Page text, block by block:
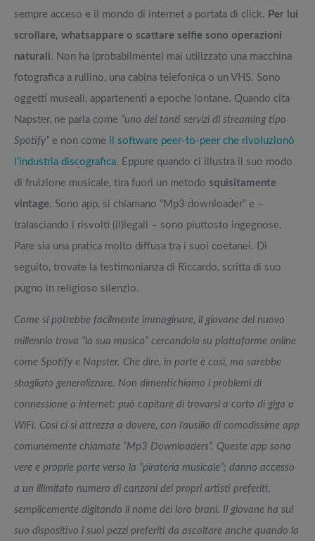
sempre acceso e il mondo di internet a portata di click. Per lui
scrollare, whatsappare o scattare selfie sono operazioni
naturali. Non ha (probabilmente) mai utilizzato una macchina
fotografica a rullino, una cabina telefonica o un VHS. Sono
oggetti museali, appartenenti a epoche lontane. Quando cita
Napster, ne parla come “uno dei tanti servizi di streaming tipo
Spotify” e non come il software peer-to-peer che rivoluzionò
l’industria discografica. Eppure quando ci illustra il suo modo
di fruizione musicale, tira fuori un metodo squisitamente
vintage. Sono app, si chiamano “Mp3 downloader” e –
tralasciando i risvolti (il)legali – sono piuttosto ingegnose.
Pare sia una pratica molto diffusa tra i suoi coetanei. Di
seguito, trovate la testimonianza di Riccardo, scritta di suo
pugno in religioso silenzio.
Come si potrebbe facilmente immaginare, il giovane del nuovo
millennio trova “la sua musica” cercandola su piattaforme online
come Spotify e Napster. Che dire, in parte è così, ma sarebbe
sbagliato generalizzare. Non dimentichiamo i problemi di
connessione a internet: può capitare di trovarsi a corto di giga o
WiFi. Così ci si attrezza a dovere, con l’ausilio di comodissime app
comunemente chiamate “Mp3 Downloaders”. Queste app sono
vere e proprie porte verso la “pirateria musicale”; danno accesso
a un illimitato numero di canzoni dei propri artisti preferiti,
semplicemente digitando il nome dei loro brani. Il giovane ha sul
suo dispositivo i suoi pezzi preferiti da ascoltare anche quando la